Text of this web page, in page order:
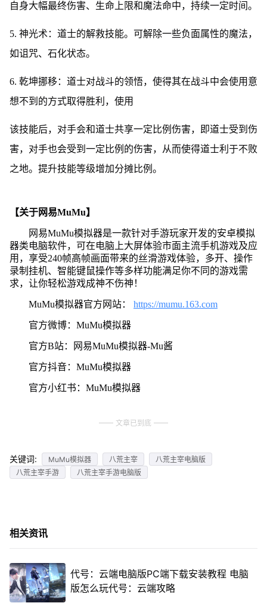
自身大幅最终伤害、生命上限和魔法命中，持续一定时间。
5. 神光术：道士的解救技能。可解除一些负面属性的魔法，
如诅咒、石化状态。
6. 乾坤挪移：道士对战斗的领悟，使得其在战斗中会使用意
想不到的方式取得胜利，使用
该技能后，对手会和道士共享一定比例伤害，即道士受到伤
害，对手也会受到一定比例的伤害，从而使得道士利于不败
之地。提升技能等级增加分摊比例。
【关于网易MuMu】
网易MuMu模拟器是一款针对手游玩家开发的安卓模拟
器类电脑软件，可在电脑上大屏体验市面主流手机游戏及应
用，享受240帧高帧画面带来的丝滑游戏体验，多开、操作
录制挂机、智能键鼠操作等多样功能满足你不同的游戏需
求，让你轻松游戏成神不伤神！
MuMu模拟器官方网站： https://mumu.163.com
官方微博：MuMu模拟器
官方B站：网易MuMu模拟器-Mu酱
官方抖音：MuMu模拟器
官方小红书：MuMu模拟器
文章已到底
关键词: MuMu模拟器 八荒主宰
八荒主宰电脑版
八荒主宰手游
八荒主宰手游电脑版
相关资讯
代号：云端电脑版PC端下载安装教程 电脑
版怎么玩代号：云端攻略